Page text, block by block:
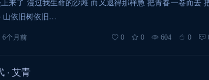
山依旧树依旧…
6个月前 0 0 604 0
· 艾青